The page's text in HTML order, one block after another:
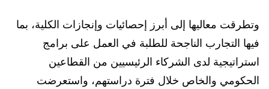
وتطرقت معاليها إلى أبرز إحصائيات وإنجازات الكلية، بما
فيها التجارب الناجحة للطلبة في العمل على برامج
استراتيجية لدى الشركاء الرئيسيين من القطاعين
الحكومي والخاص خلال فترة دراستهم، واستعرضت